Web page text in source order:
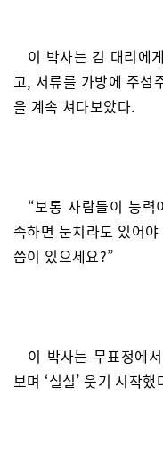
이 박사는 김 대리에
고, 서류를 가방에 주섬
을 계속 쳐다보았다.
“보통 사람들이 능
족하면 눈치라도 있어
씀이 있으세요?”
이 박사는 무표정에
보며 ‘실실’ 웃기 시작했